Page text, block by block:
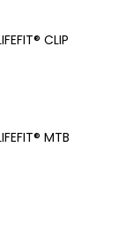
CLIP
MTB